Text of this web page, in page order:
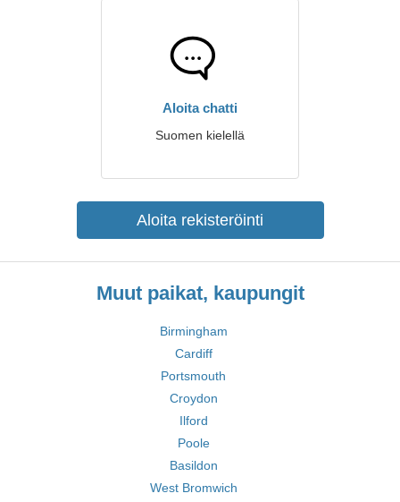
Aloita chatti
Suomen kielellä
Aloita rekisteröinti
Muut paikat, kaupungit
Birmingham
Cardiff
Portsmouth
Croydon
Ilford
Poole
Basildon
West Bromwich